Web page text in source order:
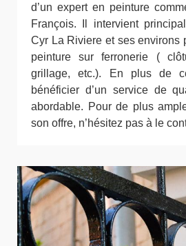
d’un expert en peinture
François. Il intervient
Cyr La Riviere et ses environs
peinture sur ferronerie (
grillage, etc.). En plus de
bénéficier d’un service de
abordable. Pour de plus
son offre, n’hésitez pas à le